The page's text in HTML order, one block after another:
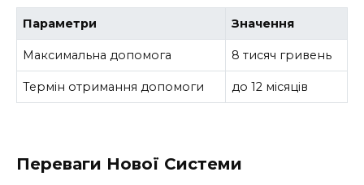
Параметри Значення
Максимальна допомога 8 тисяч гривень
Термін отримання допомоги до 12 місяців
Переваги Нової Системи